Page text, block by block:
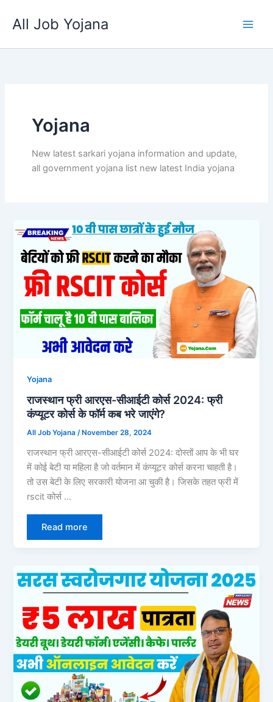
All Job Yojana
Yojana
New latest sarkari yojana information and update,
all government yojana list new latest India yojana
Yojana
राजस्थान फ्री आरएस-सीआईटी कोर्स 2024: फ्री
कंप्यूटर कोर्स के फॉर्म कब भरे जाएंगे?
All Job Yojana/ November 28, 2024
राजस्थान फ्री आरएस-सीआईटी कोर्स 2024: दोस्तों आप के भी घर
में कोई बेटी या महिला है जो वर्तमान में कंप्यूटर कोर्स करना चाहती है।
तो उस बेटी के लिए सरकारी योजना आ चुकी है। जिसके तहत फ्री में
rscit कोर्स …
Read more